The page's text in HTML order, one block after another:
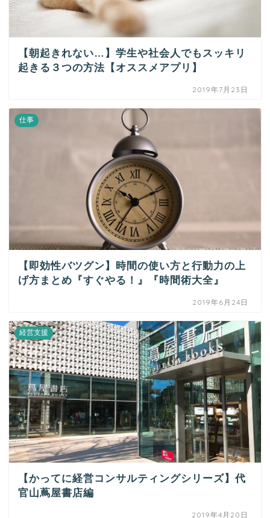
【朝起きれない…】学生や社会人でもスッキリ
起きる３つの方法【オススメアプリ】
2019年7月23日
仕事
【即効性バツグン】時間の使い方と行動力の上
げ方まとめ『すぐやる！』『時間術大全』
2019年6月24日
経営支援
【かってに経営コンサルティングシリーズ】代
官山蔦屋書店編
2019年4月20日